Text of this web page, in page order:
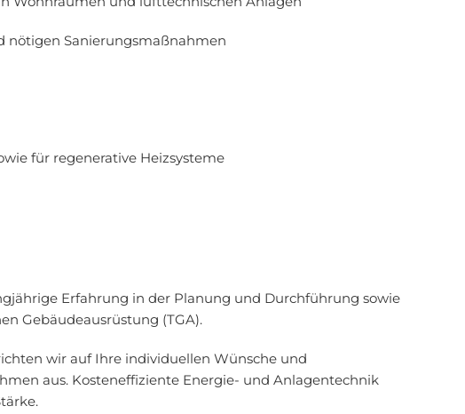
nötigen Sanierungsmaßnahmen
für regenerative Heizsysteme
Erfahrung in der Planung und Durchführung sowie
Gebäudeausrüstung (TGA).
wir auf Ihre individuellen Wünsche und
aus. Kosteneffiziente Energie- und Anlagentechnik